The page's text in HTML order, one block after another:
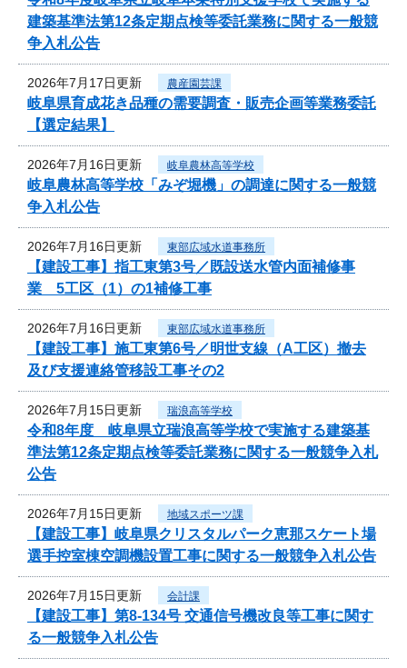
建築基準法第12条定期点検等委託業務に関する一般競
争入札公告
2026年7月17日更新 農産園芸課
岐阜県育成花き品種の需要調査・販売企画等業務委託
【選定結果】
2026年7月16日更新 岐阜農林高等学校
岐阜農林高等学校「みぞ堀機」の調達に関する一般競
争入札公告
2026年7月16日更新 東部広域水道事務所
【建設工事】指工東第3号／既設送水管内面補修事
業 5工区（1）の1補修工事
2026年7月16日更新 東部広域水道事務所
【建設工事】施工東第6号／明世支線（A工区）撤去
及び支援連絡管移設工事その2
2026年7月15日更新 瑞浪高等学校
令和8年度 岐阜県立瑞浪高等学校で実施する建築基
準法第12条定期点検等委託業務に関する一般競争入札
公告
2026年7月15日更新 地域スポーツ課
【建設工事】岐阜県クリスタルパーク恵那スケート場
選手控室棟空調機設置工事に関する一般競争入札公告
2026年7月15日更新 会計課
【建設工事】第8-134号 交通信号機改良等工事に関す
る一般競争入札公告